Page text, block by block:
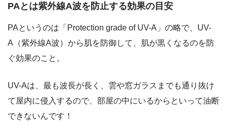
PAとは紫外線A波を防止する効果の目安
PAというのは「Protection grade of UV-A」の略で、 UV-
A（紫外線A波）から肌を防御して、肌が黒くなるのを防
ぐ効果のこと。
UV-Aは、最も波長が長く、雲や窓ガラスまでも通り抜け
て屋内に侵入するので、 部屋の中にいるからといって油断
できないんです！